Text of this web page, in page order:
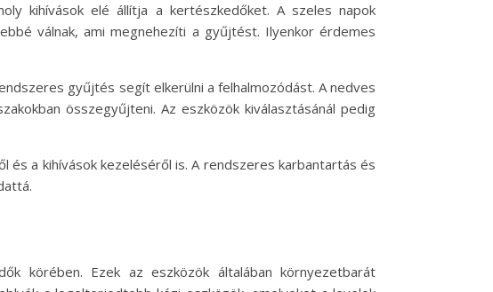
kihívások elé állítja a kertészkedőket. A szeles napok
válnak, ami megnehezíti a gyűjtést. Ilyenkor érdemes
gyűjtés segít elkerülni a felhalmozódást. A nedves
összegyűjteni. Az eszközök kiválasztásánál pedig
és a kihívások kezeléséről is. A rendszeres karbantartás és
körében. Ezek az eszközök általában környezetbarát